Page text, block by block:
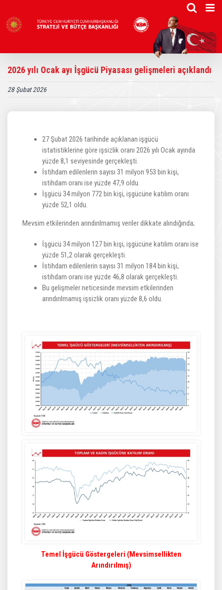
content
2026 yılı Ocak ayı İşgücü Piyasası gelişmeleri açıklandı
28 Şubat 2026
27 Şubat 2026 tarihinde açıklanan işgücü
istatistiklerine göre işsizlik oranı 2026 yılı Ocak ayında
yüzde 8,1 seviyesinde gerçekleşti.
İstihdam edilenlerin sayısı 31 milyon 953 bin kişi,
istihdam oranı ise yüzde 47,9 oldu.
İşgücü 34 milyon 772 bin kişi, işgücüne katılım oranı
yüzde 52,1 oldu.
Mevsim etkilerinden arındırılmamış veriler dikkate alındığında;
İşgücü 34 milyon 127 bin kişi, işgücüne katılım oranı ise
yüzde 51,2 olarak gerçekleşti.
İstihdam edilenlerin sayısı 31 milyon 184 bin kişi,
istihdam oranı ise yüzde 46,8 olarak gerçekleşti.
Bu gelişmeler neticesinde mevsim etkilerinden
arındırılmamış işsizlik oranı yüzde 8,6 oldu.
Temel İşgücü Göstergeleri (Mevsimsellikten
Arındırılmış)